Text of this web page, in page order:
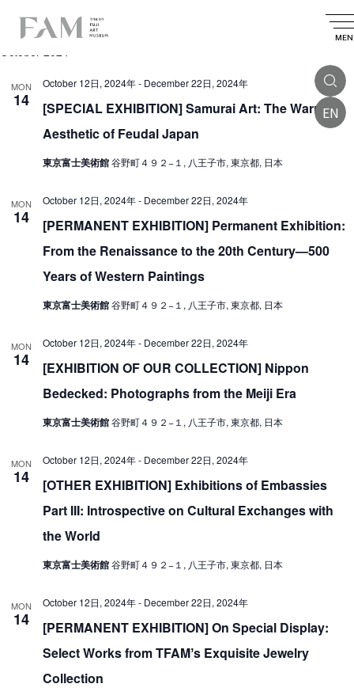
EN
e
t
r
c
V
N
a
t
i
h
E
v
n
t
V
N
L
i
t
2024.10.14 - 2025.03.24
lOctober 2024
MON
14
[SPECIAL EXHIBITION] Samurai Art: The Warrior
Aesthetic of Feudal Japan
October 12日, 2024年- December 22日, 2024年
東京富士美術館谷野町４９２−１, 八王子市, 東京都, 日本
MON
14
[PERMANENT EXHIBITION] Permanent Exhibition:
From the Renaissance to the 20th Century—500
Years of Western Paintings
October 12日, 2024年- December 22日, 2024年
東京富士美術館谷野町４９２−１, 八王子市, 東京都, 日本
MON
14
[EXHIBITION OF OUR COLLECTION] Nippon
Bedecked: Photographs from the Meiji Era
October 12日, 2024年- December 22日, 2024年
東京富士美術館谷野町４９２−１, 八王子市, 東京都, 日本
MON
14
[OTHER EXHIBITION] Exhibitions of Embassies
Part III: Introspective on Cultural Exchanges with
the World
October 12日, 2024年- December 22日, 2024年
東京富士美術館谷野町４９２−１, 八王子市, 東京都, 日本
MON
14
[PERMANENT EXHIBITION] On Special Display:
Select Works from TFAMʼs Exquisite Jewelry
Collection
October 12日, 2024年- December 22日, 2024年